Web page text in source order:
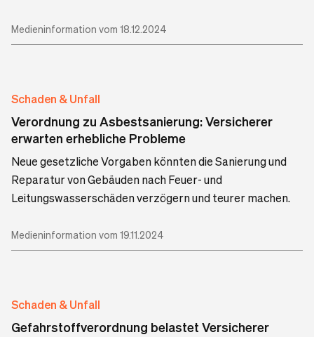
Medieninformation vom 18.12.2024
Schaden & Unfall
Verordnung zu Asbestsanierung: Versicherer
erwarten erhebliche Probleme
Neue gesetzliche Vorgaben könnten die Sanierung und
Reparatur von Gebäuden nach Feuer- und
Leitungswasserschäden verzögern und teurer machen.
Medieninformation vom 19.11.2024
Schaden & Unfall
Gefahrstoffverordnung belastet Versicherer